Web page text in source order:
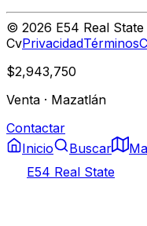
© 2026 E54 Real
CvPrivacidadTérminos
$2,943,750
Venta · Mazatlán
Contactar
Inicio
Buscar
E54 Real State